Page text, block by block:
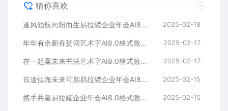
猜你喜欢
遂风领航向阳而生易拉罐企业年会AI8.0格式激光打标文件通用矢量图 2025-02-18
年年有余新春贺词艺术字AI8.0格式激光打标文件通用矢量图 2025-02-17
在一起赢未来书法艺术字AI8.0格式激光打标文件通用矢量图 2025-02-17
前途似海未来可期易拉罐企业年会AI8.0格式激光打标文件通用矢量图 2025-02-15
携手共赢易拉罐企业年会AI8.0格式激光打标文件通用矢量图 2025-02-15